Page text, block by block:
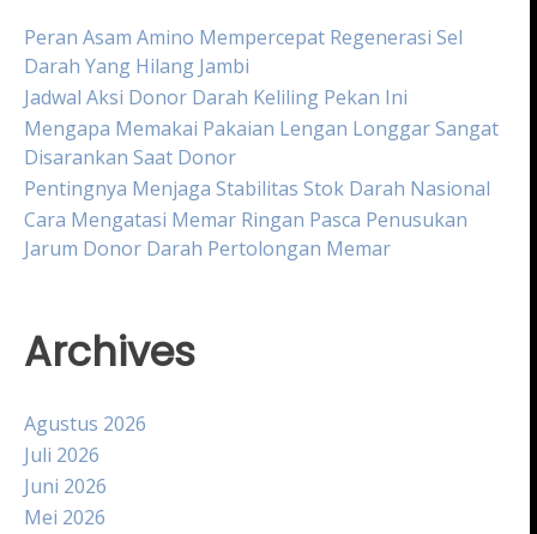
Peran Asam Amino Mempercepat Regenerasi Sel
Darah Yang Hilang Jambi
Jadwal Aksi Donor Darah Keliling Pekan Ini
Mengapa Memakai Pakaian Lengan Longgar Sangat
Disarankan Saat Donor
Pentingnya Menjaga Stabilitas Stok Darah Nasional
Cara Mengatasi Memar Ringan Pasca Penusukan
Jarum Donor Darah Pertolongan Memar
Archives
Agustus 2026
Juli 2026
Juni 2026
Mei 2026